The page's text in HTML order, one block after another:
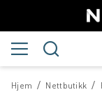
/
Hjem /
Nettbutikk